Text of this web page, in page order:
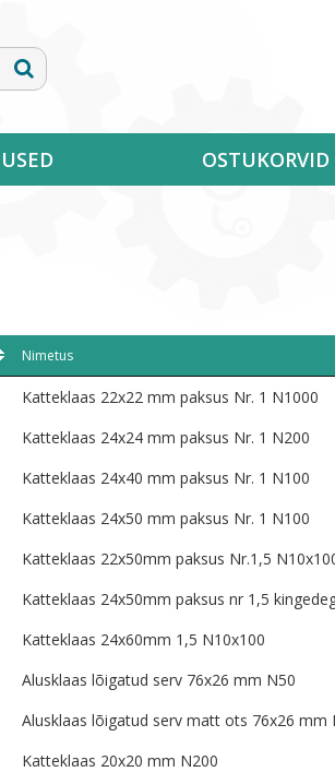
OSTUKORVID
Nimetus
Katteklaas 22x22 mm paksus Nr. 1 N1000
Katteklaas 24x24 mm paksus Nr. 1 N200
Katteklaas 24x40 mm paksus Nr. 1 N100
Katteklaas 24x50 mm paksus Nr. 1 N100
Katteklaas 22x50mm paksus Nr.1,5
Katteklaas 24x50mm paksus nr 1,5
Katteklaas 24x60mm 1,5 N10x100
Alusklaas lõigatud serv 76x26 mm N50
Alusklaas lõigatud serv matt ots 76x26 mm
Katteklaas 20x20 mm N200